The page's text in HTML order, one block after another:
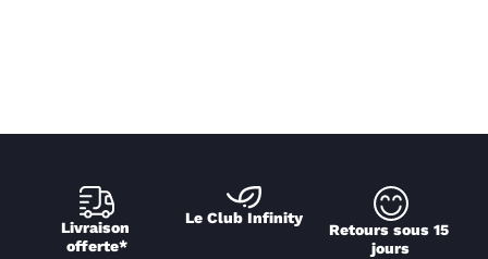
Livraison
offerte*
Le Club Infinity
Retours sous 15
jours